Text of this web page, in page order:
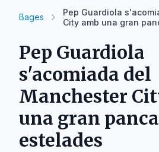
Bages
Pep Guardiola
City amb una gran
Pep Guardiola
s'acomiada del
Manchester
una gran
estelades